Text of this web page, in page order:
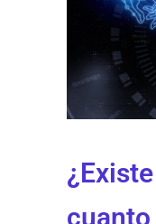
cuanto